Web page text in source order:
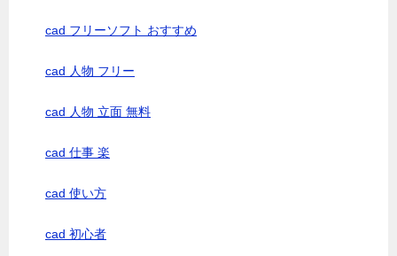
cad フリーソフト おすすめ
cad 人物 フリー
cad 人物 立面 無料
cad 仕事 楽
cad 使い方
cad 初心者